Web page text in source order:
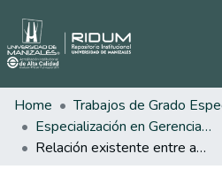
Home
Especialización en Gerencia del Talento Humano
Relación existente entre autoeficacia percibida y estrés laboral en una empresa de alimentos de La Dorada (Caldas).